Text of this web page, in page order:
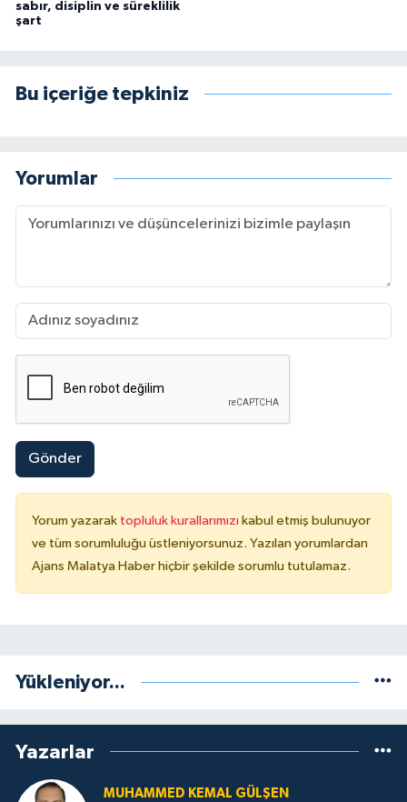
sabır, disiplin ve süreklilik
şart
Bu içeriğe tepkiniz
Yorumlar
Gönder
Yorum yazarak topluluk kurallarımızı kabul etmiş bulunuyor
ve tüm sorumluluğu üstleniyorsunuz. Yazılan yorumlardan
Ajans Malatya Haber hiçbir şekilde sorumlu tutulamaz.
Yükleniyor...
Yazarlar
MUHAMMED KEMAL GÜLŞEN